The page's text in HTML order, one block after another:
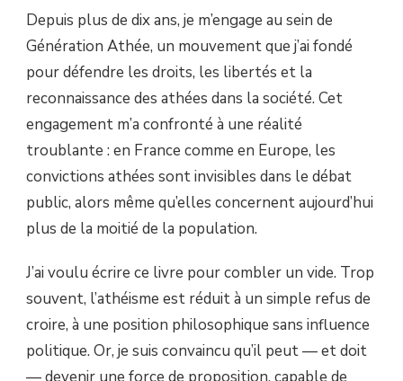
Depuis plus de dix ans, je m’engage au sein de
Génération Athée, un mouvement que j’ai fondé
pour défendre les droits, les libertés et la
reconnaissance des athées dans la société. Cet
engagement m’a confronté à une réalité
troublante : en France comme en Europe, les
convictions athées sont invisibles dans le débat
public, alors même qu’elles concernent aujourd’hui
plus de la moitié de la population.
J’ai voulu écrire ce livre pour combler un vide. Trop
souvent, l’athéisme est réduit à un simple refus de
croire, à une position philosophique sans influence
politique. Or, je suis convaincu qu’il peut — et doit